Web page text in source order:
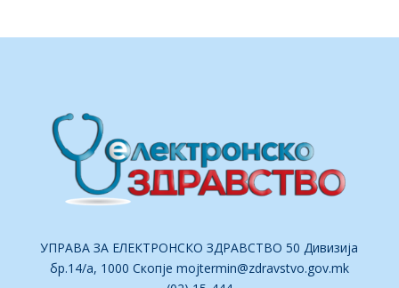
УПРАВА ЗА ЕЛЕКТРОНСКО ЗДРАВСТВО 50 Дивизија
бр.14/а, 1000 Скопје mojtermin@zdravstvo.gov.mk